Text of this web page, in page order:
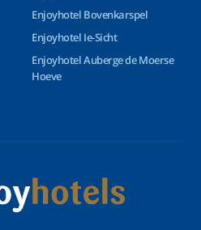
Enjoyhotel Bovenkarspel
Enjoyhotel Ie-Sicht
Enjoyhotel Auberge de Moerse
Hoeve